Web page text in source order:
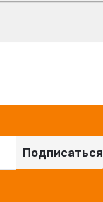
Подписаться